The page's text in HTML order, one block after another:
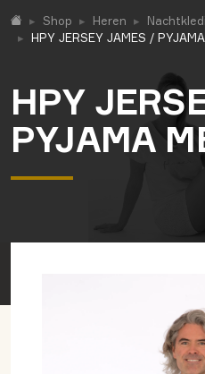
Shop Heren
HPY JERSEY JAMES /
HPY
PYJAMA